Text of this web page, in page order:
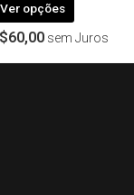
Ver opções
60,00 sem Juros